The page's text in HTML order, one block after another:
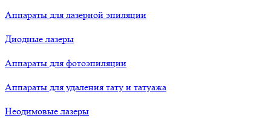
Аппараты для лазерной эпиляции
Диодные лазеры
Аппараты для фотоэпиляции
Аппараты для удаления тату и татуажа
Неодимовые лазеры